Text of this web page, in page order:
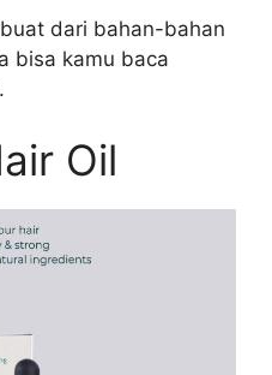
dari bahan-bahan
bisa kamu baca
Oil